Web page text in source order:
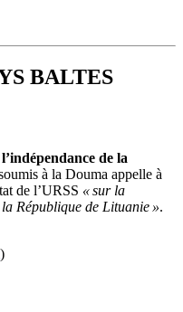
BALTES
de la
à la Douma appelle à
de l’URSS « sur la
République de Lituanie ».
)